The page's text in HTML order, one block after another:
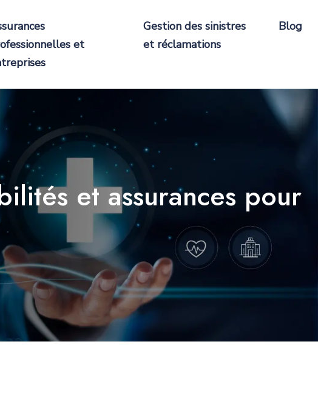
et
Gestion des sinistres
et réclamations
Blog
et assurances pour